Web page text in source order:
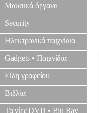
Μουσικά όργανα
Security
Ηλεκτρονικά παιχνίδια
Gadgets • Παιχνίδια
Είδη γραφείου
Βιβλία
Ταινίες DVD • Blu Ray